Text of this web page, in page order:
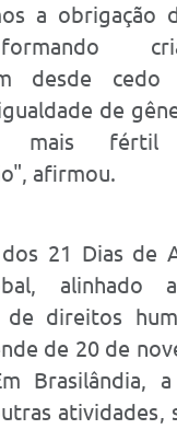
a obrigação
desde
de
mais fértil
afirmou.
dos 21 Dias de
alinhado
de direitos
de 20 de
Brasilândia,
atividades,